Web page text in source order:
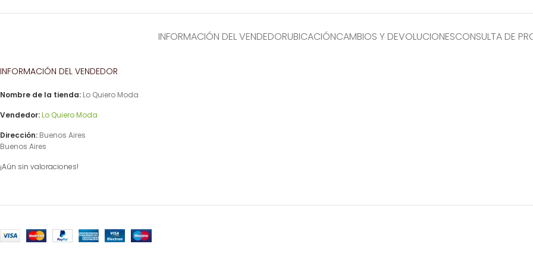
INFORMACIÓN DEL VENDEDORUBICACIÓNCAMBIOS Y DEVOLUCIONESCONSULTA DE
INFORMACIÓN DEL VENDEDOR
Nombre de la tienda: Lo Quiero Moda
Vendedor:Lo Quiero Moda
Dirección: Buenos Aires
Buenos Aires
¡Aún sin valoraciones!